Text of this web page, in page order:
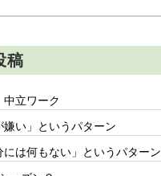
稿
中立ワーク
嫌い」というパターン
には何もない」というパターン